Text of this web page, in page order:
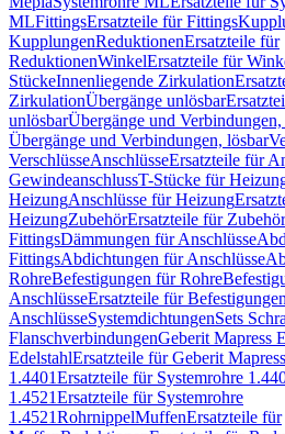
MLFittingsErsatzteile für Fittings
KupplungenReduktionenErsatzteile für
ReduktionenWinkelErsatzteile für
StückeInnenliegende Zirkulation
ZirkulationÜbergänge unlösbar
unlösbarÜbergänge und Verbindungen,
Übergänge und Verbindungen, lösbar
VerschlüsseAnschlüsseErsatzteile für
GewindeanschlussT-Stücke für
HeizungAnschlüsse für Heizung
HeizungZubehörErsatzteile für Zubehör
FittingsDämmungen für Anschlüsse
FittingsAbdichtungen für Anschlüsse
RohreBefestigungen für Rohre
AnschlüsseErsatzteile für
AnschlüsseSystemdichtungenSets
FlanschverbindungenGeberit Mapress
EdelstahlErsatzteile für Geberit
1.4401Ersatzteile für Systemrohre
1.4521Ersatzteile für Systemrohre
1.4521RohrnippelMuffenErsatzteile für